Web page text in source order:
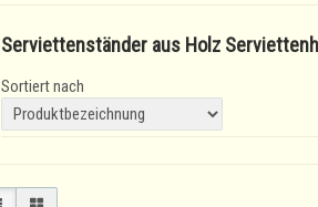
Serviettenständer aus Holz
Sortiert nach